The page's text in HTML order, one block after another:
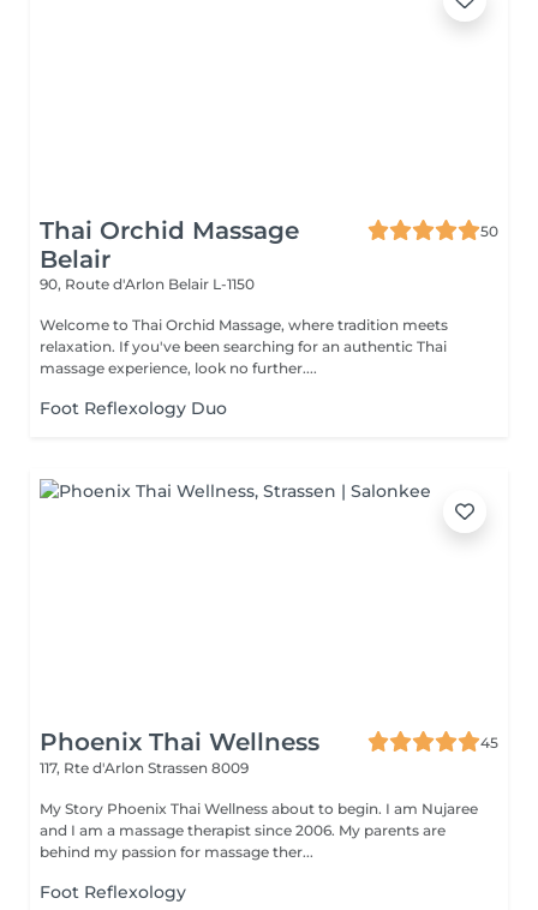
Thai Orchid Massage
Belair
50
90, Route d'Arlon Belair L-1150
Welcome to Thai Orchid Massage, where tradition meets
relaxation. If you've been searching for an authentic Thai
massage experience, look no further....
Foot Reflexology Duo
Phoenix Thai Wellness
45
117, Rte d'Arlon Strassen 8009
My Story Phoenix Thai Wellness about to begin. I am Nujaree
and I am a massage therapist since 2006. My parents are
behind my passion for massage ther...
Foot Reflexology